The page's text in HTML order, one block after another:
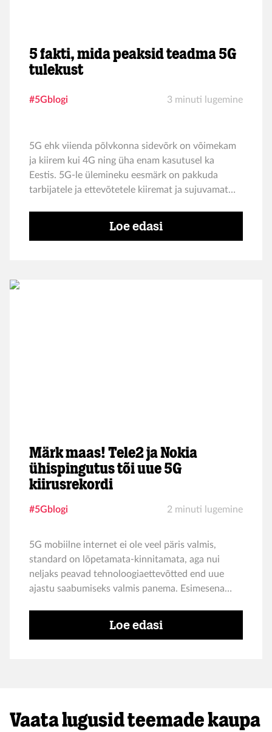
5 fakti, mida peaksid teadma 5G
tulekust
#5Gblogi 3 minuti lugemine
5G ehk viienda põlvkonna sidevõrk on võimekam
ja kiirem kui 4G ning üha enam kasutusel ka
Eestis. 5G-le ülemineku eesmärk on pakkuda
tarbijatele ja ettevõtetele kiiremat ja sujuvamat
töökindlust, üüratut võrgumahtu ja ühtsemat
Loe edasi
Märk maas! Tele2 ja Nokia
ühispingutus tõi uue 5G
kiirusrekordi
#5Gblogi 2 minuti lugemine
5G mobiilne internet ei ole veel päris valmis,
standard on lõpetamata-kinnitamata, aga nui
neljaks peavad tehnoloogiaettevõtted end uue
ajastu saabumiseks valmis panema. Esimesena
Telliskivi loomelinnakus.Loe edasi
Vaata lugusid teemade kaupa